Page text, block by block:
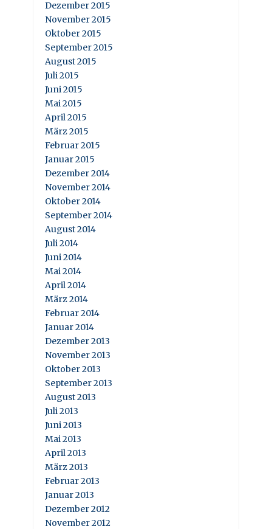
Dezember 2015
November 2015
Oktober 2015
September 2015
August 2015
Juli 2015
Juni 2015
Mai 2015
April 2015
März 2015
Februar 2015
Januar 2015
Dezember 2014
November 2014
Oktober 2014
September 2014
August 2014
Juli 2014
Juni 2014
Mai 2014
April 2014
März 2014
Februar 2014
Januar 2014
Dezember 2013
November 2013
Oktober 2013
September 2013
August 2013
Juli 2013
Juni 2013
Mai 2013
April 2013
März 2013
Februar 2013
Januar 2013
Dezember 2012
November 2012